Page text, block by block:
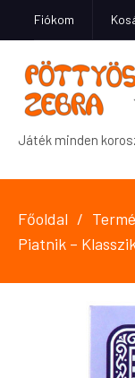
Fiókom
Játék minden
Főoldal
Piatnik –